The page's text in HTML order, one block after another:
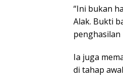
“Ini bukan
Alak. Bukti
penghasilan
Ia juga
di tahap